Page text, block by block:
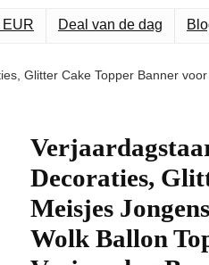
EUR Deal van de dag
Glitter Cake Topper Banner
Decoraties,
Meisjes
Wolk Ballon